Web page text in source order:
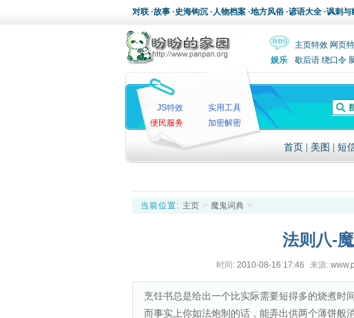
对联 ·故事 ·史海钩沉 ·人物档案 ·地方风俗 ·谚语大全 ·讽刺与
主页特效 网页
娱乐
歇后语 绕口令
JS特效
实用工具
便民服务
加密解密
首页 美图 短
当前位置: 主页 > 魔鬼词典 >
法则八-
时间: 2010-08-16 17:46 来源:
烹饪书总是给出一个比实际需要短得多的烧煮时
而事实上你如法炮制的话，能弄出供两个薄饼般